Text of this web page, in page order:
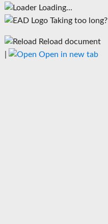
Loading...
Taking too long?
Reload document
Open in new tab